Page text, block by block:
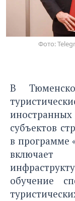
Фото:
В
иностранных
субъектов
в программе
включает
обучение